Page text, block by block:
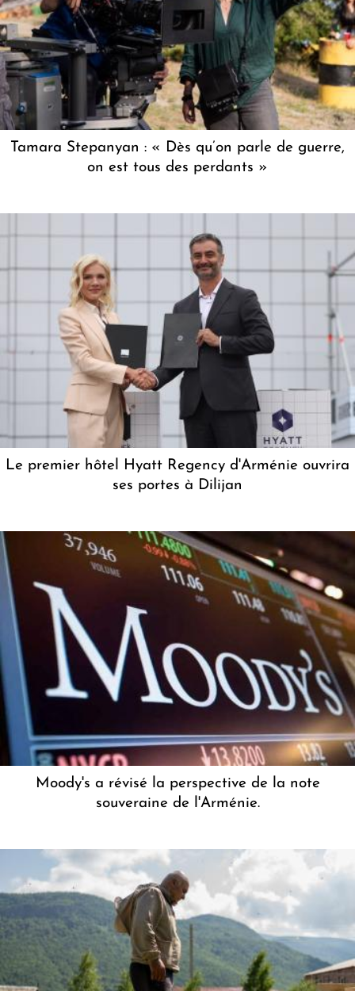
Tamara Stepanyan : « Dès qu’on parle de guerre,
on est tous des perdants »
Le premier hôtel Hyatt Regency d'Arménie ouvrira
ses portes à Dilijan
Moody's a révisé la perspective de la note
souveraine de l'Arménie.